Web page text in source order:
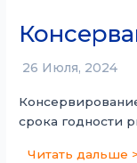
26 Июля, 2024
срока годности
Читать дальше